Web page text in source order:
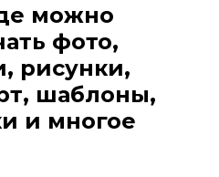
можно
фото,
рисунки,
шаблоны,
и многое